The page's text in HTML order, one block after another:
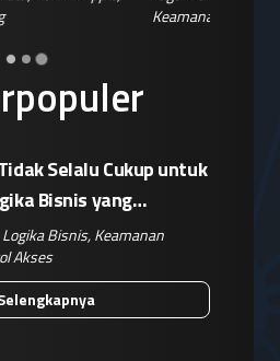
Selalu Cukup untuk
Bisnis yang
Logika Bisnis,Keamanan
Akses
Merek